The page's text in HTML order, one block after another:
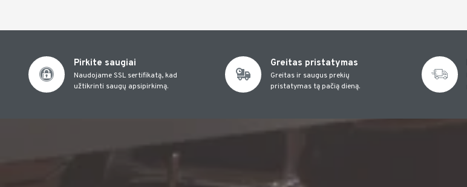
Pirkite saugiai
Naudojame SSL sertifikatą, kad
užtikrinti saugų apsipirkimą.
Greitas pristatymas
Greitas ir saugus prekių
pristatymas tą pačią dieną.